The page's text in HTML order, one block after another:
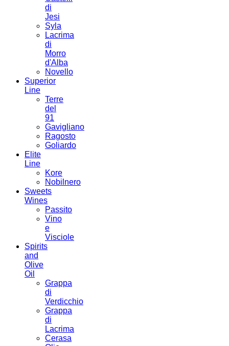
di
Jesi
Syla
Lacrima
di
Morro
d'Alba
Novello
Superior
Line
Terre
del
91
Gavigliano
Ragosto
Goliardo
Elite
Line
Kore
Nobilnero
Sweets
Wines
Passito
Vino
e
Visciole
Spirits
and
Olive
Oil
Grappa
di
Verdicchio
Grappa
di
Lacrima
Cerasa